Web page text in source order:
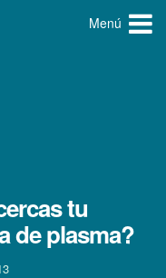
Menú
tu
de plasma?